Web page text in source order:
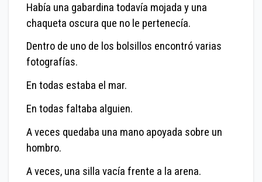
Había una gabardina todavía mojada y una
chaqueta oscura que no le pertenecía.
Dentro de uno de los bolsillos encontró varias
fotografías.
En todas estaba el mar.
En todas faltaba alguien.
A veces quedaba una mano apoyada sobre un
hombro.
A veces, una silla vacía frente a la arena.